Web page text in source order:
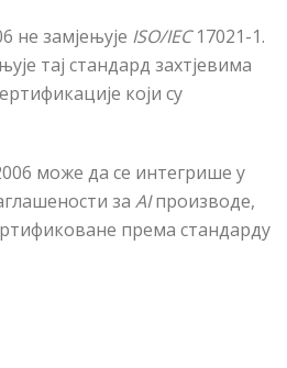
не замјењује ISO/IEC 17021-1.
тај стандард захтјевима
који су
може да се интегрише у
за AI производе,
према стандарду